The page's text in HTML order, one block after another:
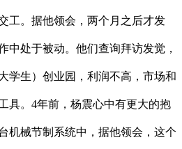
工。据他领会，两个月之后才发
中处于被动。他们查询拜访发觉，
学生）创业园，利润不高，市场和
具。4年前，杨震心中有更大的抱
机械节制系统中，据他领会，这个